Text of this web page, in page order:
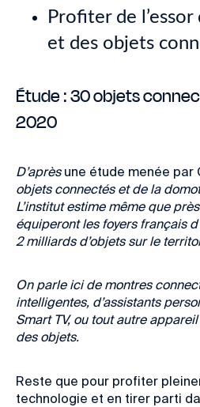
Profiter de
et des objets
Étude : 30 objets
2020
D’après une étude menée par
objets connectés et de la
L’institut estime même que
équiperont les foyers français
2 milliards d’objets sur le
On parle ici de montres
intelligentes, d’assistants
Smart TV, ou tout autre appareil
des objets.
Reste que pour profiter
technologie et en tirer parti